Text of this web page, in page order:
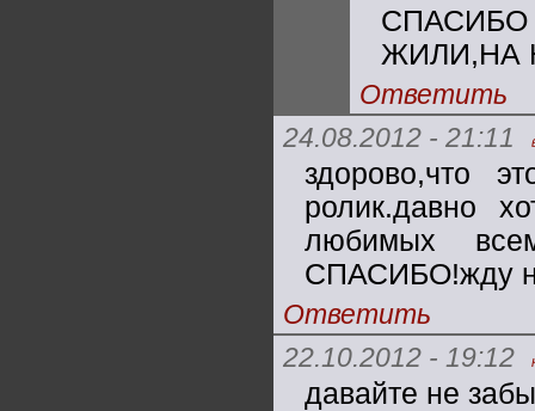
ЖИЛИ,НА
Ответить
24.08.2012 - 21:11
здорово,что
ролик.давно
любимых
СПАСИБО!жду
Ответить
22.10.2012 - 19:12
давайте не